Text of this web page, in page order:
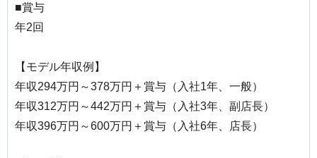
■賞与
年2回
【モデル年収例】
年収294万円～378万円＋賞与（入社1年、一般）
年収312万円～442万円＋賞与（入社3年、副店長）
年収396万円～600万円＋賞与（入社6年、店長）